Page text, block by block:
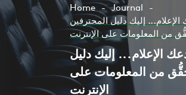
Home
Journal
إليك دليل المحترفين
من المعلومات على الإنترنت
الإعلام... إليك دليل
من المعلومات على
الإنترنت